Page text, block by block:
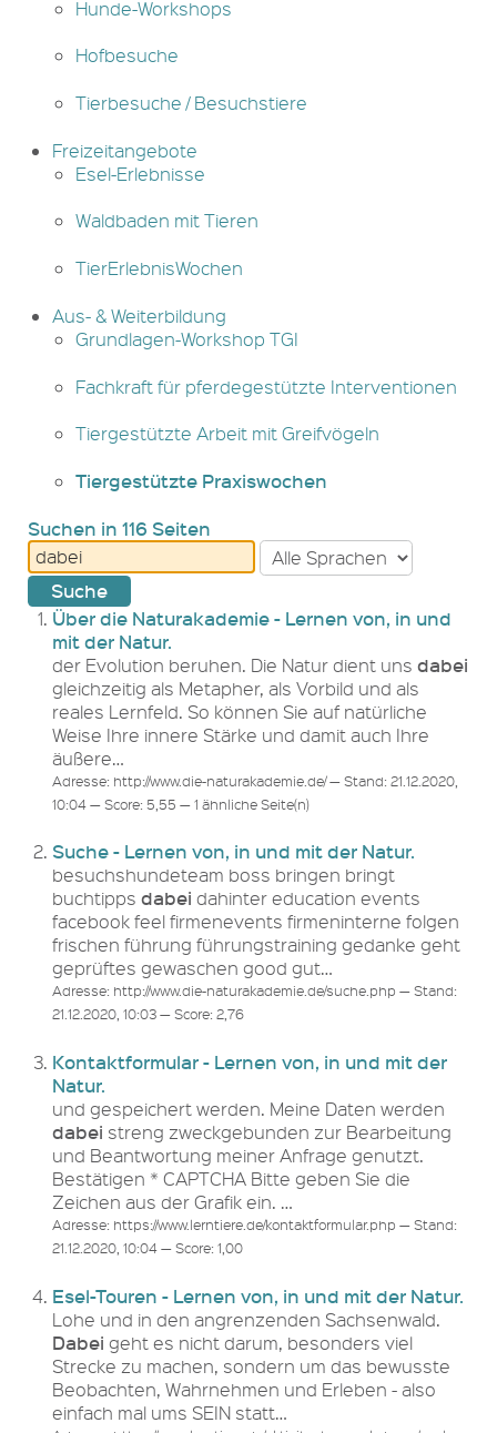
Hunde-Workshops
Hofbesuche
Tierbesuche / Besuchstiere
Freizeitangebote
Esel-Erlebnisse
Waldbaden mit Tieren
TierErlebnisWochen
Aus- & Weiterbildung
Grundlagen-Workshop TGI
Fachkraft für pferdegestützte Interventionen
Tiergestützte Arbeit mit Greifvögeln
Tiergestützte Praxiswochen
Suchen in 116 Seiten
Über die Naturakademie - Lernen von, in und
mit der Natur.
der Evolution beruhen. Die Natur dient uns dabei
gleichzeitig als Metapher, als Vorbild und als
reales Lernfeld. So können Sie auf natürliche
Weise Ihre innere Stärke und damit auch Ihre
äußere…
Adresse: http://www.die-naturakademie.de/ — Stand: 21.12.2020,
10:04 — Score: 5,55 — 1 ähnliche Seite(n)
Suche - Lernen von, in und mit der Natur.
besuchshundeteam boss bringen bringt
buchtipps dabei dahinter education events
facebook feel firmenevents firmeninterne folgen
frischen führung führungstraining gedanke geht
geprüftes gewaschen good gut…
Adresse: http://www.die-naturakademie.de/suche.php — Stand:
21.12.2020, 10:03 — Score: 2,76
Kontaktformular - Lernen von, in und mit der
Natur.
und gespeichert werden. Meine Daten werden
dabei streng zweckgebunden zur Bearbeitung
und Beantwortung meiner Anfrage genutzt.
Bestätigen * CAPTCHA Bitte geben Sie die
Zeichen aus der Grafik ein. …
Adresse: https://www.lerntiere.de/kontaktformular.php — Stand:
21.12.2020, 10:04 — Score: 1,00
Esel-Touren - Lernen von, in und mit der Natur.
Lohe und in den angrenzenden Sachsenwald.
Dabei geht es nicht darum, besonders viel
Strecke zu machen, sondern um das bewusste
Beobachten, Wahrnehmen und Erleben - also
einfach mal ums SEIN statt…